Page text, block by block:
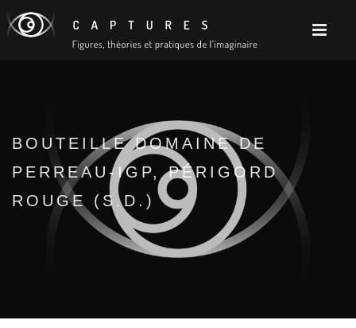
BOUTEILLE DOMAINE DE
PERREAU-IGP, PÉRIGORD
ROUGE (S.D.)